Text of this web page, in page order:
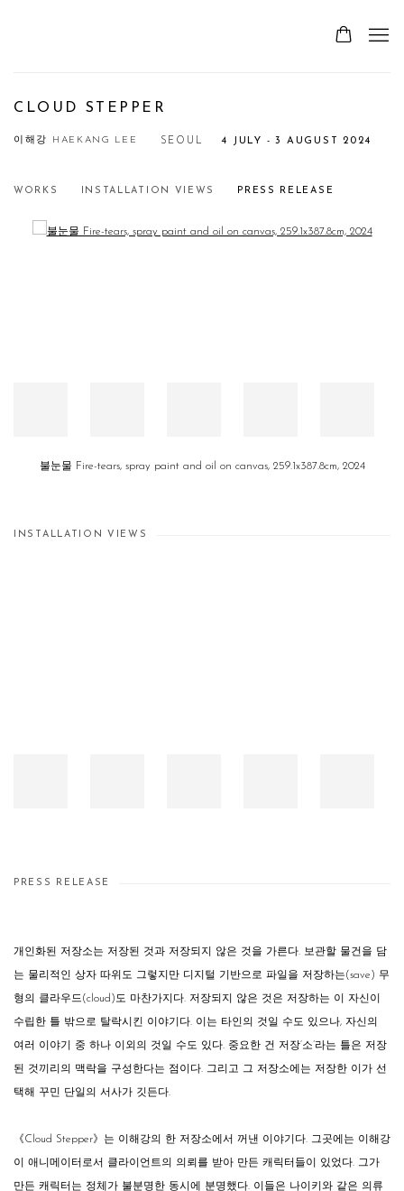
CLOUD STEPPER
이해강 HAEKANG LEE 4 JULY - 3 AUGUST 2024
SEOUL
WORKS INSTALLATION VIEWS PRESS RELEASE
Open a larger version of the following image in a popup:
불눈물 Fire-tears, spray paint and oil on canvas, 259.1x387.8cm, 2024
INSTALLATION VIEWS
PRESS RELEASE
개인화된 저장소는 저장된 것과 저장되지 않은 것을 가른다. 보관할 물건을 담
는 물리적인 상자 따위도 그렇지만 디지털 기반으로 파일을 저장하는(save) 무
형의 클라우드(cloud)도 마찬가지다. 저장되지 않은 것은 저장하는 이 자신이
수립한 틀 밖으로 탈락시킨 이야기다. 이는 타인의 것일 수도 있으나, 자신의
여러 이야기 중 하나 이외의 것일 수도 있다. 중요한 건 저장‘소’라는 틀은 저장
된 것끼리의 맥락을 구성한다는 점이다. 그리고 그 저장소에는 저장한 이가 선
택해 꾸민 단일의 서사가 깃든다.
《Cloud Stepper》는 이해강의 한 저장소에서 꺼낸 이야기다. 그곳에는 이해강
이 애니메이터로서 클라이언트의 의뢰를 받아 만든 캐릭터들이 있었다. 그가
만든 캐릭터는 정체가 불분명한 동시에 분명했다. 이들은 나이키와 같은 의류